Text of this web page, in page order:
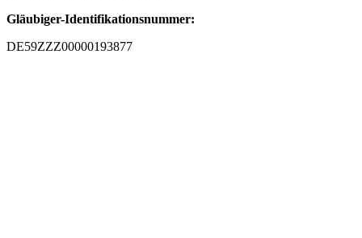
Gläubiger-Identifikationsnummer:
DE59ZZZ00000193877